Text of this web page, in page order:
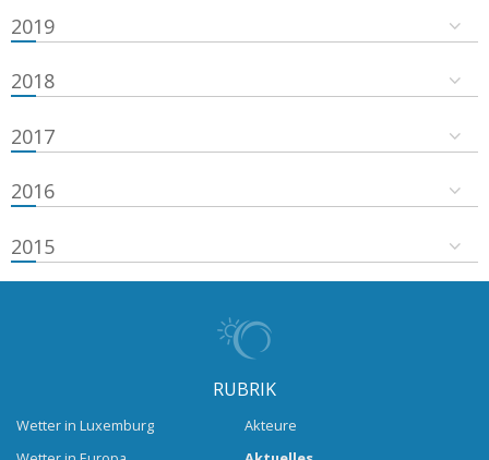
2019
2018
2017
2016
2015
RUBRIK
Wetter in Luxemburg
Akteure